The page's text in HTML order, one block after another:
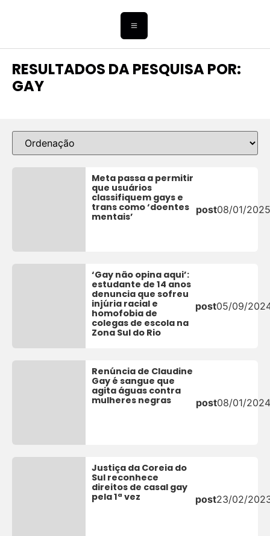
RESULTADOS DA PESQUISA POR:
GAY
Meta passa a permitir
que usuários
classifiquem gays e
trans como ‘doentes
mentais’
post08/01/
‘Gay não opina aqui’:
estudante de 14 anos
denuncia que sofreu
injúria racial e
homofobia de
colegas de escola na
Zona Sul do Rio
post05/09/
Renúncia de Claudine
Gay é sangue que
agita águas contra
mulheres negras
post08/01/
Justiça da Coreia do
Sul reconhece
direitos de casal gay
pela 1ª vez
post23/02/